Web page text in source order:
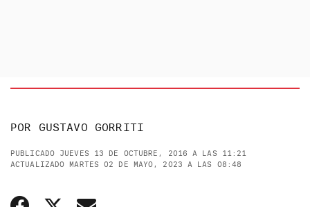
POR GUSTAVO GORRITI
PUBLICADO JUEVES 13 DE OCTUBRE, 2016 A LAS 11:21
ACTUALIZADO MARTES 02 DE MAYO, 2023 A LAS 08:48